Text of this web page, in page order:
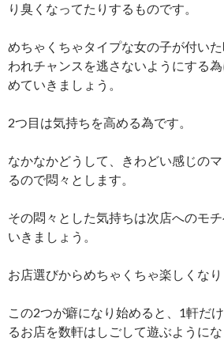
り臭くなってたりするものです。
めちゃくちゃタイプな女の子が付い
われチャンスを逃さないようにする
めていきましょう。
2つ目は気持ちを高める為です。
なかなかどうして、きわどい感じの
るので悶々とします。
その悶々とした気持ちは次店へのモ
いきましょう。
お店選びからめちゃくちゃ楽しくなり
この2つが癖になり始めると、1軒だ
るお店を数軒はしごして遊ぶようにな